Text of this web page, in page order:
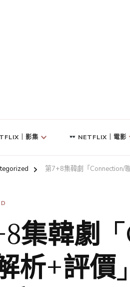
｜影集 NETFLIX｜電影
第7+8集韓劇「Connection/
集韓劇
析+評價